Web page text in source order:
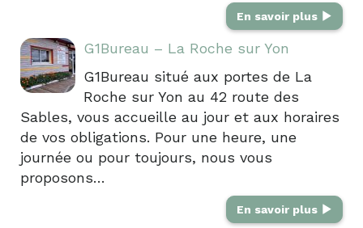
En savoir plus
G1Bureau – La Roche sur Yon
G1Bureau situé aux portes de La
Roche sur Yon au 42 route des
Sables, vous accueille au jour et aux horaires
de vos obligations. Pour une heure, une
journée ou pour toujours, nous vous
proposons…
En savoir plus